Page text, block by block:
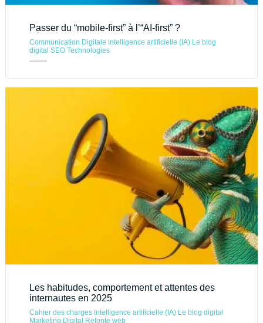
Passer du “mobile-first” à l’“AI-first” ?
Communication Digitale Intelligence artificielle (IA) Le blog
digital SEO Technologies
Les habitudes, comportement et attentes des
internautes en 2025
Cahier des charges Intelligence artificielle (IA) Le blog digital
Marketing Digital Refonte web